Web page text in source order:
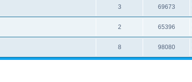
3 69673
2 65396
8 98080